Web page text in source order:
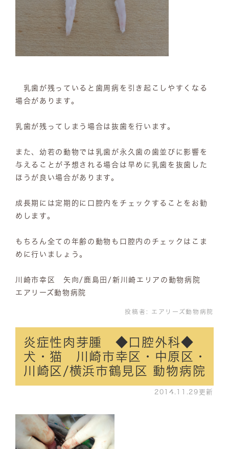
乳歯が残っていると歯周病を引き起こしやすくなる
場合があります。
乳歯が残ってしまう場合は抜歯を行います。
また、幼若の動物では乳歯が永久歯の歯並びに影響を
与えることが予想される場合は早めに乳歯を抜歯した
ほうが良い場合があります。
成長期には定期的に口腔内をチェックすることをお勧
めします。
もちろん全ての年齢の動物も口腔内のチェックはこま
めに行いましょう。
川崎市幸区 矢向/鹿島田/新川崎エリアの動物病院
エアリーズ動物病院
投稿者: エアリーズ動物病院
炎症性肉芽腫 ◆口腔外科◆
犬・猫 川崎市幸区・中原区・
川崎区/横浜市鶴見区 動物病院
2014.11.29更新